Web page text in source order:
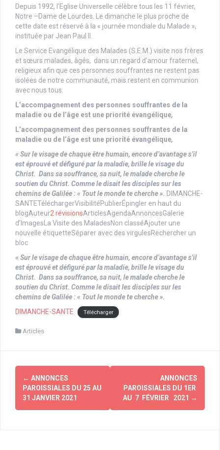
Depuis 1992, l’Eglise Universelle célèbre tous les 11 février,
Notre –Dame de Lourdes. Le dimanche le plus proche de
cette date est réservé à la « journée mondiale du Malade »,
instituée par Jean Paul II.
Le Service Evangélique des Malades (S.E.M.) visite nos frères
et sœurs malades, âgés, dans un regard d’amour fraternel,
religieux afin que ces personnes souffrantes ne restent pas
isolées de notre communauté, mais restent en communion
avec nous tous.
L’accompagnement des personnes souffrantes de la
maladie ou de l’âge est une priorité évangélique,
L’accompagnement des personnes souffrantes de la
maladie ou de l’âge est une priorité évangélique,
« Sur le visage de chaque être humain, encore d’avantage s’il
est éprouvé et défiguré par la maladie, brille le visage du
Christ. Dans sa souffrance, sa nuit, le malade cherche le
soutien du Christ. Comme le disait les disciples sur les
chemins de Galilée : « Tout le monde te cherche ». DIMANCHE-
SANTETéléchargerVisibilitéPublierÉpingler en haut du
blogAuteur2 révisionsArticlesAgendaAnnoncesGalerie
d’ImagesLa Visite des MaladesNon classéAjouter une
nouvelle étiquetteSéparer avec des virgulesRechercher un
bloc
« Sur le visage de chaque être humain, encore d’avantage s’il
est éprouvé et défiguré par la maladie, brille le visage du
Christ. Dans sa souffrance, sa nuit, le malade cherche le
soutien du Christ. Comme le disait les disciples sur les
chemins de Galilée : « Tout le monde te cherche ».
DIMANCHE-SANTE
Télécharger
Articles
Navigation
d'article
← ANNONCES
PAROISSIALES DU 25 AU
31 JANVIER 2021
ANNONCES
PAROISSIALES DU 1ER
AU 7 FÉVRIER 2021 →